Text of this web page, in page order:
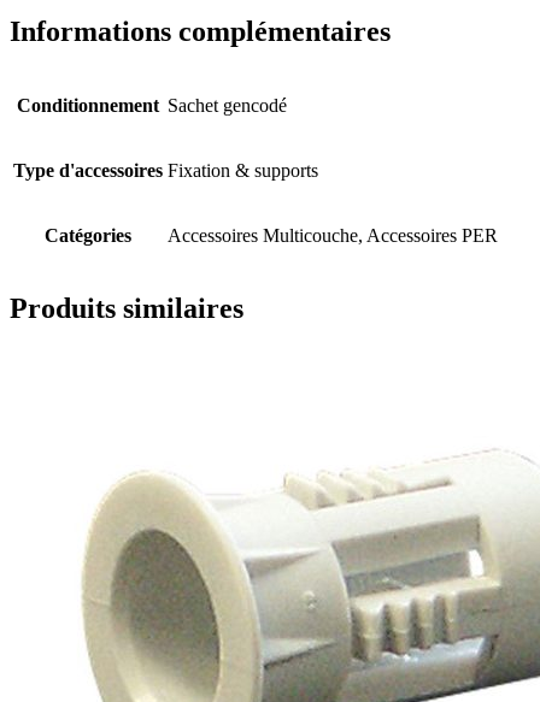
Informations complémentaires
Conditionnement Sachet gencodé
Type d'accessoires Fixation & supports
Catégories Accessoires Multicouche, Accessoires PER
Produits similaires